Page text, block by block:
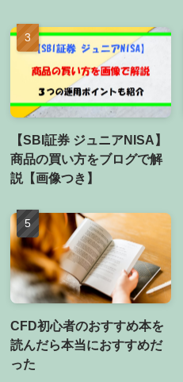
【SBI証券 ジュニアNISA】
商品の買い方をブログで解
説【画像つき】
CFD初心者のおすすめ本を
読んだら本当におすすめだ
った